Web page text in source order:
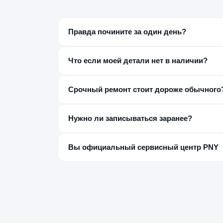
Правда почините за один день?
бесплатной диагностики, до начала работ.
Что если моей детали нет в наличии?
выдаче.
Срочный ремонт стоит дороже
Нужно ли записываться заранее?
сэкономить время.
Вы официальный сервисный центр PNY